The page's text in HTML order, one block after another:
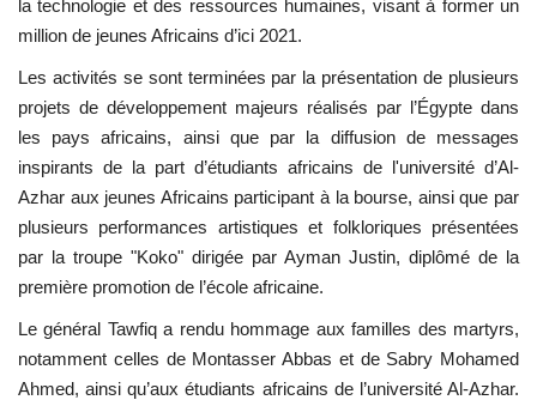
la technologie et des ressources humaines, visant à former un
million de jeunes Africains d’ici 2021.
Les activités se sont terminées par la présentation de plusieurs
projets de développement majeurs réalisés par l’Égypte dans
les pays africains, ainsi que par la diffusion de messages
inspirants de la part d’étudiants africains de l'université d’Al-
Azhar aux jeunes Africains participant à la bourse, ainsi que par
plusieurs performances artistiques et folkloriques présentées
par la troupe "Koko" dirigée par Ayman Justin, diplômé de la
première promotion de l’école africaine.
Le général Tawfiq a rendu hommage aux familles des martyrs,
notamment celles de Montasser Abbas et de Sabry Mohamed
Ahmed, ainsi qu’aux étudiants africains de l’université Al-Azhar.